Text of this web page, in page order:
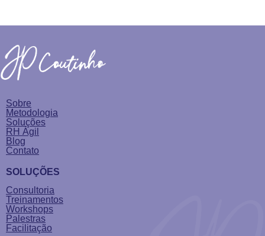
Sobre
Metodologia
Soluções
RH Ágil
Blog
Contato
SOLUÇÕES
Consultoria
Treinamentos
Workshops
Palestras
Facilitação